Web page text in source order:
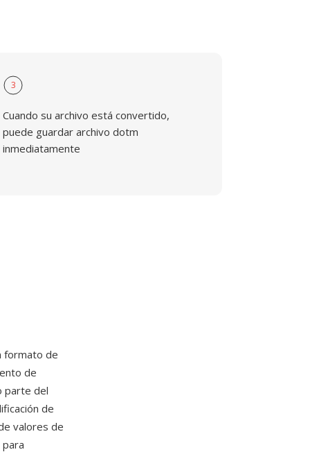
3
Cuando su archivo está convertido,
puede guardar archivo dotm
inmediatamente
formato de
de
parte del
de
valores de